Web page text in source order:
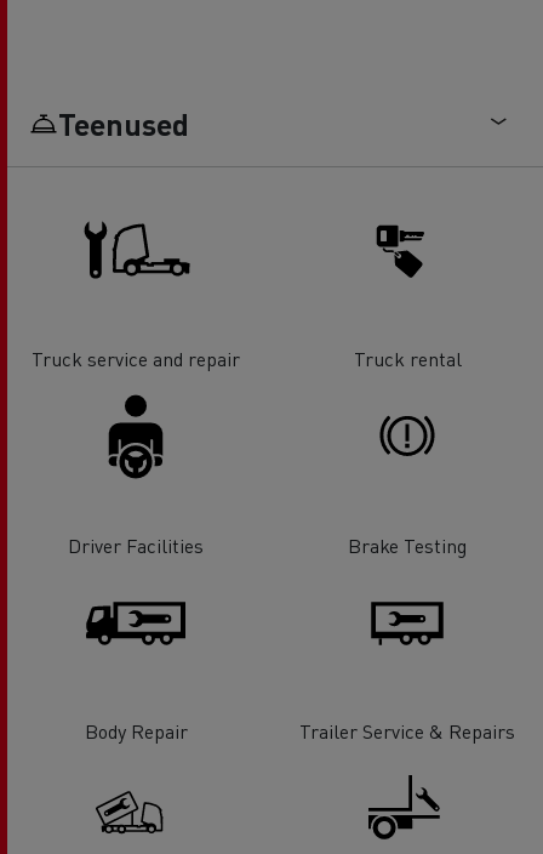
Teenused
Truck service and repair Truck rental
Driver Facilities Brake Testing
Body Repair Trailer Service & Repairs